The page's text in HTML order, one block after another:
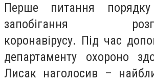
Перше питання
запобігання
коронавірусу. Під час
департаменту охороно
Лисак наголосив –